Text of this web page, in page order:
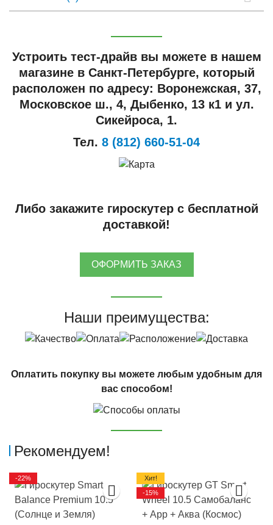
Устроить тест-драйв вы можете в нашем
магазине в Санкт-Петербурге, который
расположен по адресу: Воронежская, 37,
Московское ш., 4, Дыбенко, 13 к1 и ул.
Сикейроса, 1.
Тел. 8 (812) 660-51-04
Либо закажите гироскутер с бесплатной
доставкой!
ОФОРМИТЬ ЗАКАЗ
Наши преимущества:
Оплатить покупку вы можете любым удобным для
вас способом!
Рекомендуем!
-22%
Хит!
-15%